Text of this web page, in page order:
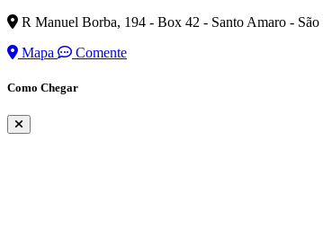
R Manuel Borba, 194 - Box 42 - Santo Amaro - São
Mapa
Comente
Como Chegar